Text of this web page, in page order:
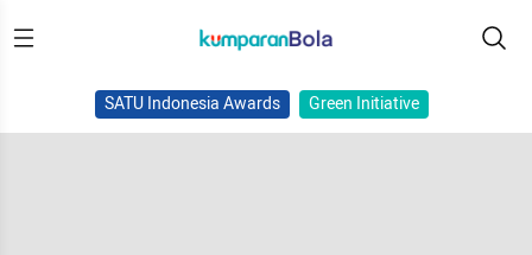
SATU Indonesia Awards Green Initiative